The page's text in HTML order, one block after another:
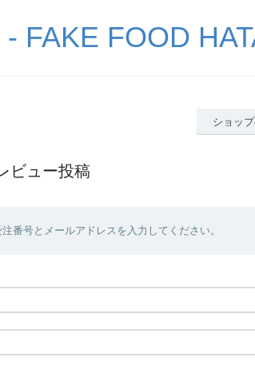
FAKE FOOD
ショッ
ビュー投稿
番号とメールアドレスを入力してください。